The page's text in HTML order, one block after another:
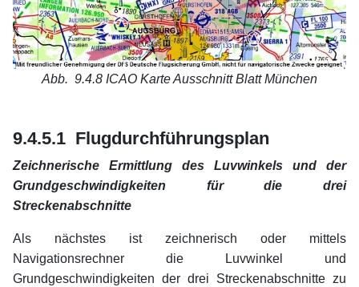
Abb. 9.4.8 ICAO Karte Ausschnitt Blatt München
9.4.5.1 Flugdurchführungsplan
Zeichnerische Ermittlung des Luvwinkels und der
Grundgeschwindigkeiten für die drei
Streckenabschnitte
Als nächstes ist zeichnerisch oder mittels
Navigationsrechner die Luvwinkel und
Grundgeschwindigkeiten der drei Streckenabschnitte zu